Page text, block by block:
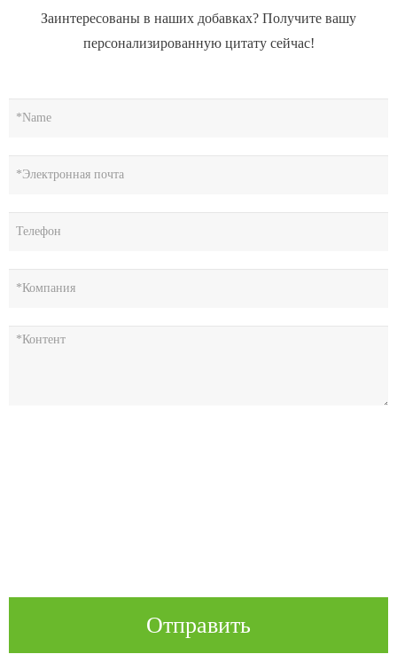
Заинтересованы в наших добавках? Получите вашу
персонализированную цитату сейчас!
Отправить